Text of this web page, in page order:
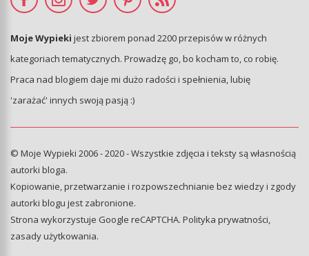
Moje Wypieki jest zbiorem ponad 2200 przepisów w różnych
kategoriach tematycznych. Prowadzę go, bo kocham to, co robię.
Praca nad blogiem daje mi dużo radości i spełnienia, lubię
'zarażać' innych swoją pasją :)
© Moje Wypieki 2006 - 2020 - Wszystkie zdjęcia i teksty są własnością
autorki bloga.
Kopiowanie, przetwarzanie i rozpowszechnianie bez wiedzy i zgody
autorki blogu jest zabronione.
Strona wykorzystuje Google reCAPTCHA. Polityka prywatności,
zasady użytkowania.